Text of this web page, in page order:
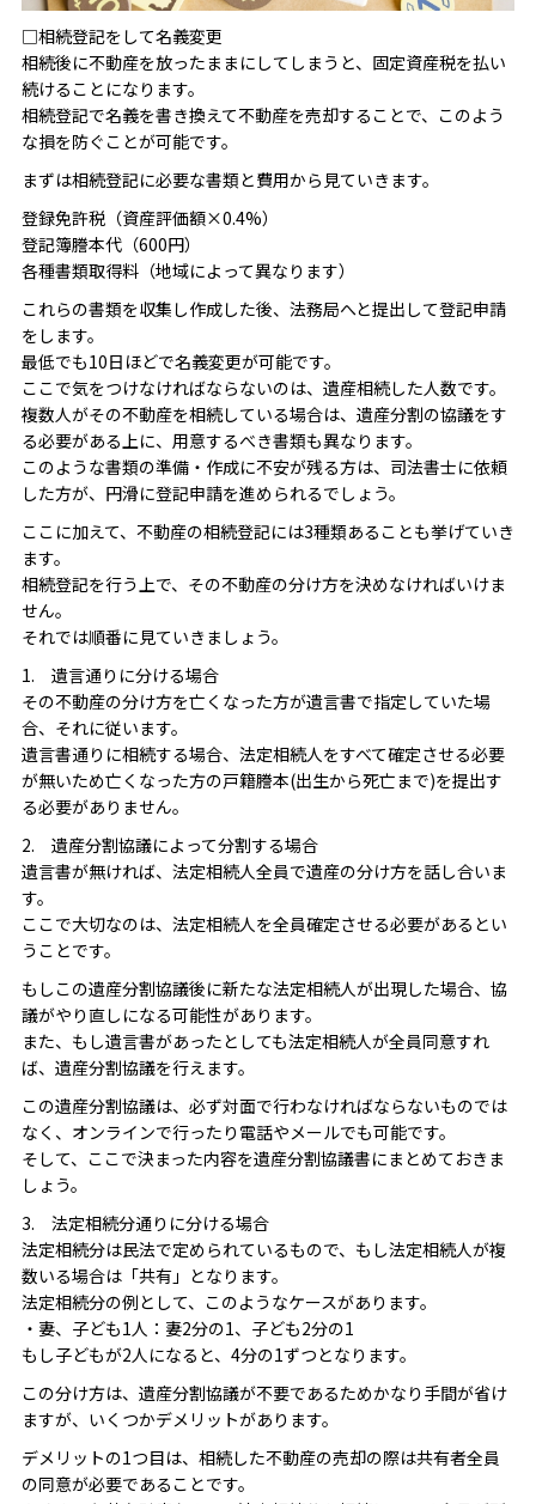
□相続登記をして名義変更
相続後に不動産を放ったままにしてしまうと、固定資産税を払い
続けることになります。
相続登記で名義を書き換えて不動産を売却することで、このよう
な損を防ぐことが可能です。
まずは相続登記に必要な書類と費用から見ていきます。
登録免許税（資産評価額×0.4%）
登記簿謄本代（600円）
各種書類取得料（地域によって異なります）
これらの書類を収集し作成した後、法務局へと提出して登記申請
をします。
最低でも10日ほどで名義変更が可能です。
ここで気をつけなければならないのは、遺産相続した人数です。
複数人がその不動産を相続している場合は、遺産分割の協議をす
る必要がある上に、用意するべき書類も異なります。
このような書類の準備・作成に不安が残る方は、司法書士に依頼
した方が、円滑に登記申請を進められるでしょう。
ここに加えて、不動産の相続登記には3種類あることも挙げていき
ます。
相続登記を行う上で、その不動産の分け方を決めなければいけま
せん。
それでは順番に見ていきましょう。
1. 遺言通りに分ける場合
その不動産の分け方を亡くなった方が遺言書で指定していた場
合、それに従います。
遺言書通りに相続する場合、法定相続人をすべて確定させる必要
が無いため亡くなった方の戸籍謄本(出生から死亡まで)を提出す
る必要がありません。
2. 遺産分割協議によって分割する場合
遺言書が無ければ、法定相続人全員で遺産の分け方を話し合いま
す。
ここで大切なのは、法定相続人を全員確定させる必要があるとい
うことです。
もしこの遺産分割協議後に新たな法定相続人が出現した場合、協
議がやり直しになる可能性があります。
また、もし遺言書があったとしても法定相続人が全員同意すれ
ば、遺産分割協議を行えます。
この遺産分割協議は、必ず対面で行わなければならないものでは
なく、オンラインで行ったり電話やメールでも可能です。
そして、ここで決まった内容を遺産分割協議書にまとめておきま
しょう。
3. 法定相続分通りに分ける場合
法定相続分は民法で定められているもので、もし法定相続人が複
数いる場合は「共有」となります。
法定相続分の例として、このようなケースがあります。
・妻、子ども1人：妻2分の1、子ども2分の1
もし子どもが2人になると、4分の1ずつとなります。
この分け方は、遺産分割協議が不要であるためかなり手間が省け
ますが、いくつかデメリットがあります。
デメリットの1つ目は、相続した不動産の売却の際は共有者全員
の同意が必要であることです。